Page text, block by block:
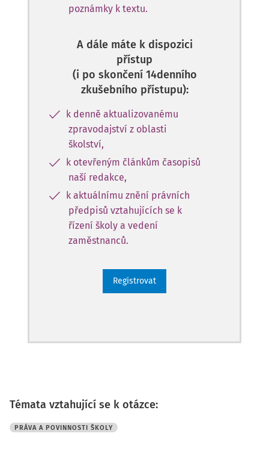
poznámky k textu.
A dále máte k dispozici
přístup
(i po skončení 14denního
zkušebního přístupu):
k denně aktualizovanému
zpravodajství z oblasti
školství,
k otevřeným článkům časopisů
naší redakce,
k aktuálnímu znění právních
předpisů vztahujících se k
řízení školy a vedení
zaměstnanců.
Registrovat
Témata vztahující se k otázce:
PRÁVA A POVINNOSTI ŠKOLY